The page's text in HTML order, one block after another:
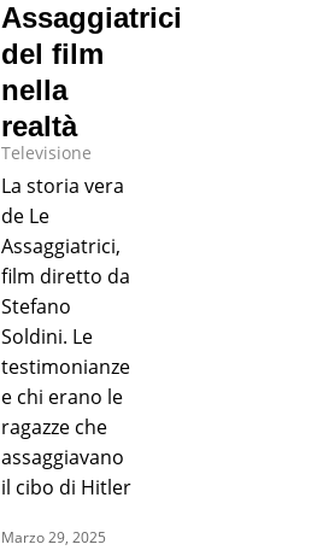
Assaggiatrici
del film
nella
realtà
Televisione
La storia vera
de Le
Assaggiatrici,
film diretto da
Stefano
Soldini. Le
testimonianze
e chi erano le
ragazze che
assaggiavano
il cibo di Hitler
Marzo 29, 2025